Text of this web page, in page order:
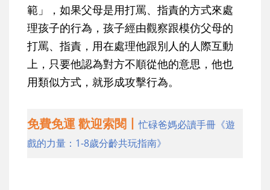
範」，如果父母是用打罵、指責的方式來處
理孩子的行為，孩子經由觀察跟模仿父母的
打罵、指責，用在處理他跟別人的人際互動
上，只要他認為對方不順從他的意思，他也
用類似方式，就形成攻擊行為。
免費免運 歡迎索閱丨忙碌爸媽必讀手冊《遊
戲的力量：1-8歲分齡共玩指南》